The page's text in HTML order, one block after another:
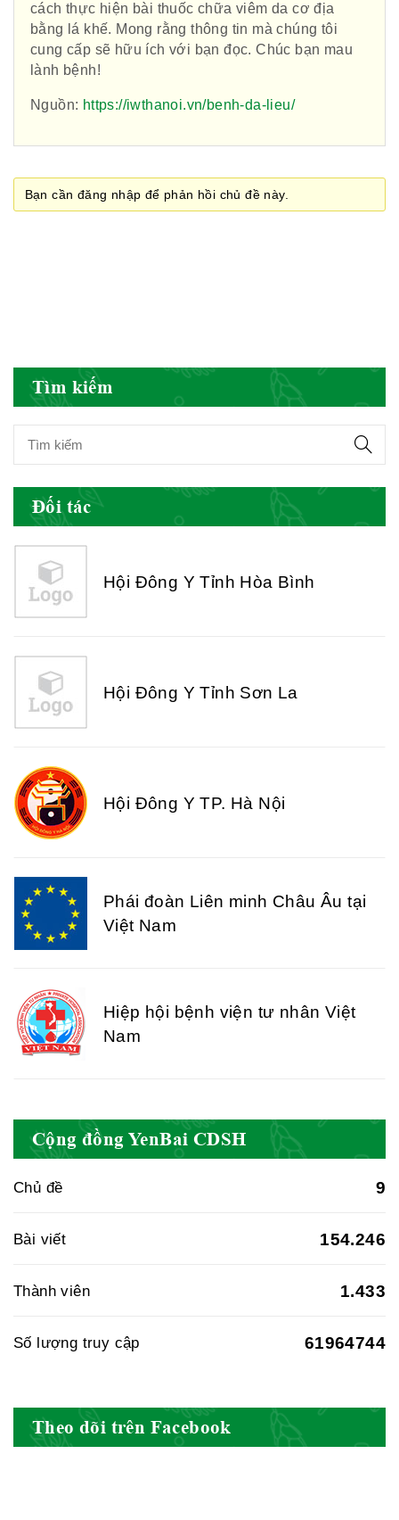
cách thực hiện bài thuốc chữa viêm da cơ địa
bằng lá khế. Mong rằng thông tin mà chúng tôi
cung cấp sẽ hữu ích với bạn đọc. Chúc bạn mau
lành bệnh!
Nguồn: https://iwthanoi.vn/benh-da-lieu/
Bạn cần đăng nhập để phản hồi chủ đề này.
Tìm kiếm
Đối tác
Hiệp hội bệnh viện tư nhân Việt
Nam
BYT
Hội Đông Y Tỉnh Yên Bái
Hội Đông Y Tỉnh Hòa Bình
Hội Đông Y Tỉnh Sơn La
Hội Đông Y TP. Hà Nội
Phái đoàn Liên minh Châu Âu tại
Việt Nam
Hiệp hội bệnh viện tư nhân Việt
Nam
Cục quản lý y dược cổ truyền -
BYT
Hiệp hội doanh nghiệp dược Việt
Hội Đông Y Việt Nam
Cộng đồng YenBai CDSH
Chủ đề 9
Bài viết 154.246
Thành viên 1.433
Số lượng truy cập 61964744
Theo dõi trên Facebook